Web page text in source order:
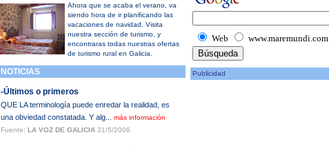
Ahora que se acaba el verano, va
siendo hora de ir planificando las
vacaciones de navidad. Visita
nuestra sección de turismo, y
encontraras todas nuestras ofertas
de turismo rural en Galicia.
NOTICIAS
-Últimos o primeros
QUE LA terminología puede enredar la realidad, es
una obviedad constatada. Y alg... más información
Fuente: LA VOZ DE GALICIA31/5/2006
Web www.maremundi.com
Publicidad